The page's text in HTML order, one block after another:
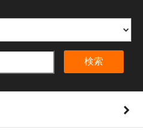
検索